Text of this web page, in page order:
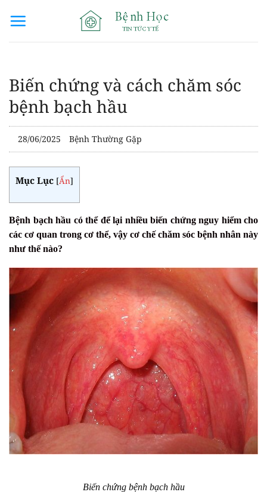
qua
Biến chứng và cách chăm sóc
bệnh bạch hầu
28/06/2025 Bệnh Thường Gặp
Mục Lục [Ẩn]
Bệnh bạch hầu có thể để lại nhiều biến chứng nguy hiểm cho
các cơ quan trong cơ thể, vậy cơ chế chăm sóc bệnh nhân này
như thế nào?
Biến chứng bệnh bạch hầu